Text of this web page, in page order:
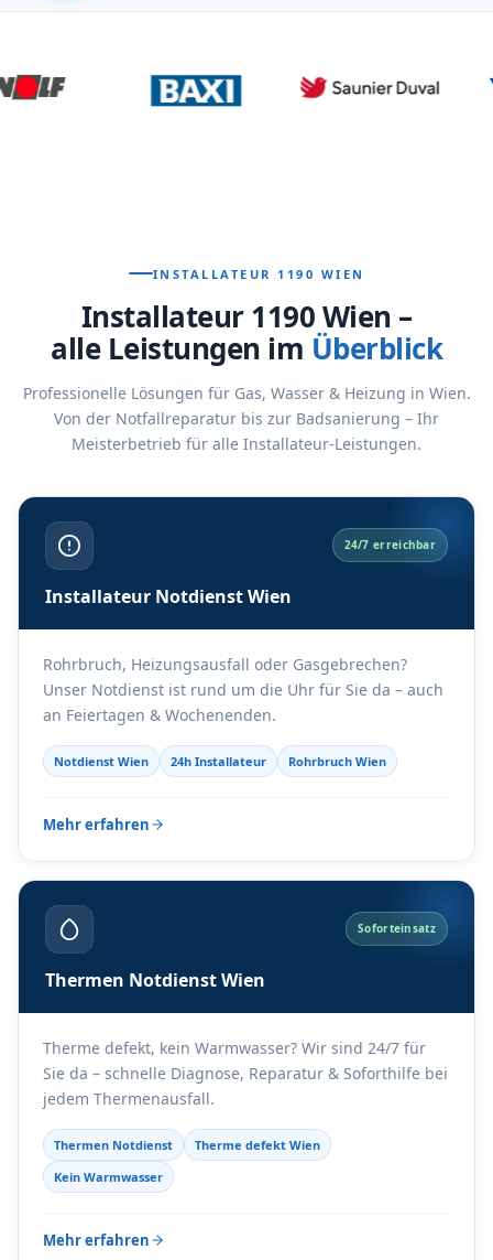
INSTALLATEUR 1190 WIEN
Installateur 1190 Wien –
alle Leistungen im Überblick
Professionelle Lösungen für Gas, Wasser & Heizung in Wien.
Von der Notfallreparatur bis zur Badsanierung – Ihr
Meisterbetrieb für alle Installateur-Leistungen.
24/7 erreichbar
Installateur Notdienst Wien
Rohrbruch, Heizungsausfall oder Gasgebrechen?
Unser Notdienst ist rund um die Uhr für Sie da – auch
an Feiertagen & Wochenenden.
Notdienst Wien 24h Installateur Rohrbruch Wien
Mehr erfahren
Soforteinsatz
Thermen Notdienst Wien
Therme defekt, kein Warmwasser? Wir sind 24/7 für
Sie da – schnelle Diagnose, Reparatur & Soforthilfe bei
jedem Thermenausfall.
Thermen Notdienst
Therme defekt Wien
Kein Warmwasser
Mehr erfahren